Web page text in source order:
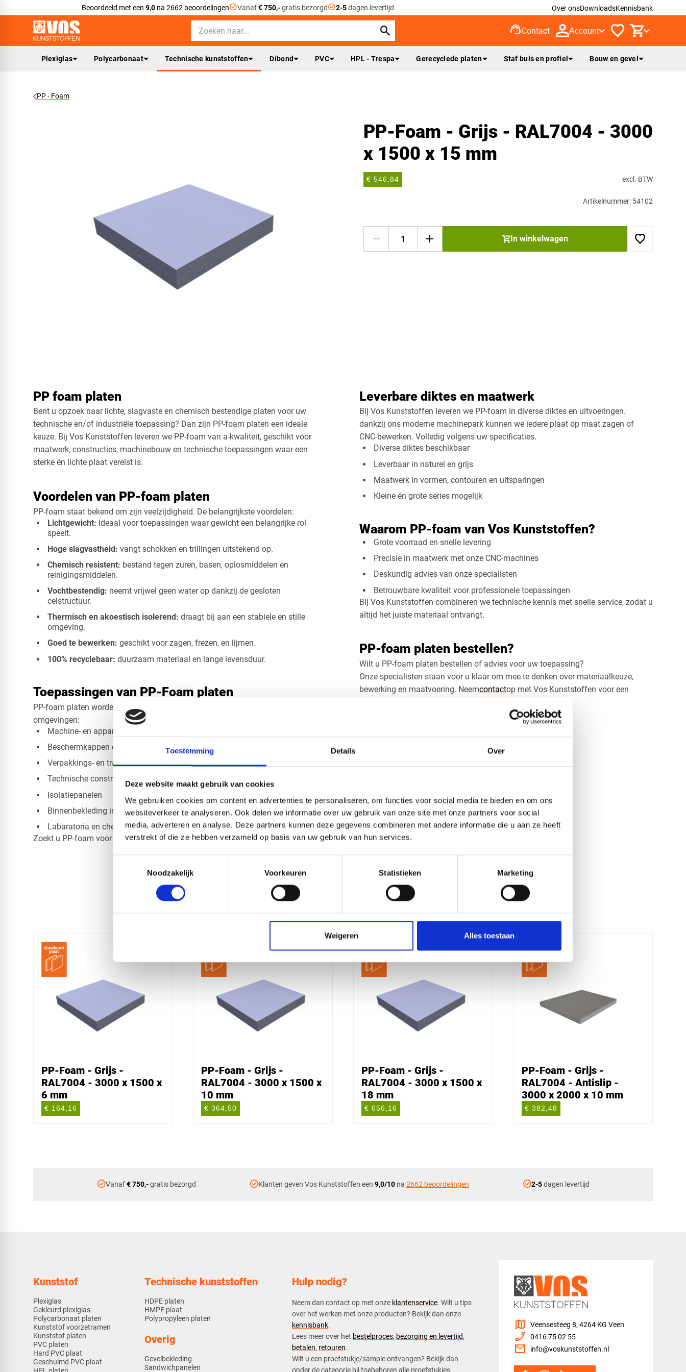
Toestemming Details Over
Deze website maakt gebruik van cookies
We gebruiken cookies om content en advertenties te personaliseren, om functies voor social media te bieden en om ons
websiteverkeer te analyseren. Ook delen we informatie over uw gebruik van onze site met onze partners voor social
media, adverteren en analyse. Deze partners kunnen deze gegevens combineren met andere informatie die u aan ze heeft
verstrekt of die ze hebben verzameld op basis van uw gebruik van hun services.
Noodzakelijk
Voorkeuren Statistieken Marketing
Weigeren Alles toestaan
Beoordeeld met een 9,0na 2662 beoordelingencheck_circleVanaf€ 750,-gratis bezorgdcheck_circle2-5dagen levertijd Over onsDownloadsKennisbank
support_agentContact Account
Plexiglas Polycarbonaat Technische kunststoffen Dibond PVC HPL - Trespa Gerecyclede platen Staf buis en profiel Bouw en gevel
PP - Foam
PP-Foam - Grijs - RAL7004 - 3000
x 1500 x 15 mm
€ 546,84 excl. BTW
Artikelnummer: 54102
In winkelwagen
PP foam platen
Bent u opzoek naar lichte, slagvaste en chemisch bestendige platen voor uw
technische en/of industriële toepassing? Dan zijn PP-foam platen een ideale
keuze. Bij Vos Kunststoffen leveren we PP-foam van a-kwaliteit, geschikt voor
maatwerk, constructies, machinebouw en technische toepassingen waar een
sterke én lichte plaat vereist is.
Voordelen van PP-foam platen
PP-foam staat bekend om zijn veelzijdigheid. De belangrijkste voordelen:
​Lichtgewicht: ideaal voor toepassingen waar gewicht een belangrijke rol
speelt.
Hoge slagvastheid: vangt schokken en trillingen uitstekend op.
Chemisch resistent: bestand tegen zuren, basen, oplosmiddelen en
reinigingsmiddelen.
Vochtbestendig: neemt vrijwel geen water op dankzij de gesloten
celstructuur.
Thermisch en akoestisch isolerend: draagt bij aan een stabiele en stille
omgeving.​
Goed te bewerken:geschikt voor zagen, frezen, en lijmen.
100% recyclebaar: duurzaam materiaal en lange levensduur.
Toepassingen van PP-Foam platen
PP-foam platen worden breed ingezet in professionele en technische
omgevingen:
​Machine- en apparatenbouw
Beschermkappen en afschermingen
Verpakkings- en transportinlays
Technische constructies
Isolatiepanelen
Binnenbekleding in automotive toepassingen
Labaratoria en chemische installaties
Zoekt u PP-foam voor een specifiek project? Wij denken graag met u mee.
Leverbare diktes en maatwerk
Bij Vos Kunststoffen leveren we PP-foam in diverse diktes en uitvoeringen.
dankzij ons moderne machinepark kunnen we iedere plaat op maat zagen of
CNC-bewerken. Volledig volgens uw specificaties.
Diverse diktes beschikbaar​
Leverbaar in naturel en grijs
Maatwerk in vormen, contouren en uitsparingen
Kleine én grote series mogelijk
Waarom PP-foam van Vos Kunststoffen?
Grote voorraad en snelle levering
Precisie in maatwerk met onze CNC-machines
Deskundig advies van onze specialisten
Betrouwbare kwaliteit voor professionele toepassingen
Bij Vos Kunststoffen combineren we technische kennis met snelle service, zodat u
altijd het juiste materiaal ontvangt.
PP-foam platen bestellen?
Wilt u PP-foam platen bestellen of advies voor uw toepassing?
​Onze specialisten staan voor u klaar om mee te denken over materiaalkeuze,
bewerking en maatvoering. Neemcontactop met Vos Kunststoffen voor een
Handig om er bij te kopen
PP-Foam - Grijs -
RAL7004 - 3000 x 1500 x
6 mm
€ 164,16
PP-Foam - Grijs -
RAL7004 - 3000 x 1500 x
10 mm
€ 364,50
PP-Foam - Grijs -
RAL7004 - 3000 x 1500 x
18 mm
€ 656,16
PP-Foam - Grijs -
RAL7004 - Antislip -
3000 x 2000 x 10 mm
€ 382,48
check_circleVanaf€ 750,-gratis bezorgd check_circleKlanten geven Vos Kunststoffen een 9,0/10 na 2662 beoordelingen check_circle2-5dagen levertijd
Kunststof
Plexiglas
Gekleurd plexiglas
Polycarbonaat platen
Kunststof voorzetramen
Kunststof platen
PVC platen
Hard PVC plaat
Geschuimd PVC plaat
Technische kunststoffen
HDPE platen
HMPE plaat
Polypropyleen platen
Overig
Gevelbekleding
Sandwichpanelen
Hulp nodig?
Neem dan contact op met onze klantenservice. Wilt u tips
over het werken met onze producten? Bekijk dan onze
kennisbank.
​Lees meer over het bestelproces, bezorging en levertijd,
betalen, retouren.​
​Wilt u een proefstukje/sample ontvangen? Bekijk dan
onder de categorie bij toebehoren alle proefstukjes.
map Veensesteeg 8, 4264 KG Veen
phone_enabled 0416 75 02 55
mail info@voskunststoffen.nl